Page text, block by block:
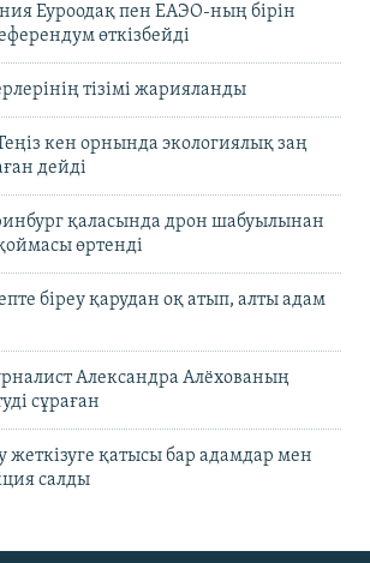
Еуроодақ пен ЕАЭО-ның бірін
өткізбейді
тізімі жарияланды
кен орнында экологиялық заң
дейді
қаласында дрон шабуылынан
өртенді
біреу қарудан оқ атып, алты адам
Александра Алёхованың
сұраған
жеткізуге қатысы бар адамдар мен
салды